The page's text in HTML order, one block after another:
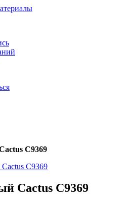
C9369
Cactus C9369